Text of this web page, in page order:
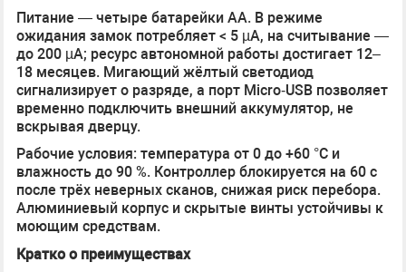
Питание — четыре батарейки AA. В режиме
ожидания замок потребляет < 5 µA, на считывание —
до 200 µA; ресурс автономной работы достигает 12–
18 месяцев. Мигающий жёлтый светодиод
сигнализирует о разряде, а порт Micro‑USB позволяет
временно подключить внешний аккумулятор, не
вскрывая дверцу.
Рабочие условия: температура от 0 до +60 °C и
влажность до 90 %. Контроллер блокируется на 60 с
после трёх неверных сканов, снижая риск перебора.
Алюминиевый корпус и скрытые винты устойчивы к
моющим средствам.
Кратко о преимуществах